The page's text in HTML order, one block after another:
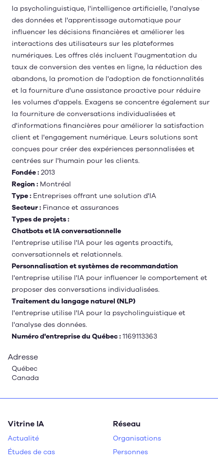
la psycholinguistique, l'intelligence artificielle, l'analyse
des données et l'apprentissage automatique pour
influencer les décisions financières et améliorer les
interactions des utilisateurs sur les plateformes
numériques. Les offres clés incluent l'augmentation du
taux de conversion des ventes en ligne, la réduction des
abandons, la promotion de l'adoption de fonctionnalités
et la fourniture d'une assistance proactive pour réduire
les volumes d'appels. Exagens se concentre également sur
la fourniture de conversations individualisées et
d'informations financières pour améliorer la satisfaction
client et l'engagement numérique. Leurs solutions sont
conçues pour créer des expériences personnalisées et
centrées sur l'humain pour les clients.
Fondée : 2013
Region : Montréal
Type : Entreprises offrant une solution d'IA
Secteur : Finance et assurances
Types de projets :
Chatbots et IA conversationnelle
l'entreprise utilise l'IA pour les agents proactifs,
conversationnels et relationnels.
Personnalisation et systèmes de recommandation
l'entreprise utilise l'IA pour influencer le comportement et
proposer des conversations individualisées.
Traitement du langage naturel (NLP)
l'entreprise utilise l'IA pour la psycholinguistique et
l'analyse des données.
Numéro d'entreprise du Québec : 1169113363
Adresse
Québec
Canada
Vitrine IA
Actualité
Études de cas
Réseau
Organisations
Personnes